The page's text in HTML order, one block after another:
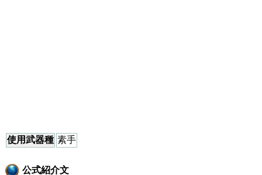
使用武器種 素手
公式紹介文